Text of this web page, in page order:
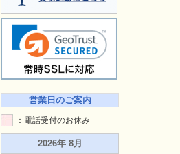
営業日のご案内
：電話受付のお休み
2026年 8月